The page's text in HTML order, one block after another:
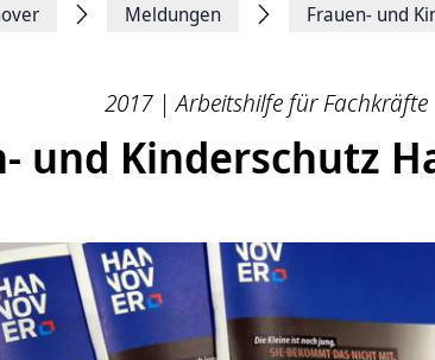
Meldungen Frauen- und
2017 | Arbeitshilfe für Fachkräfte
und Kinder­­schutz